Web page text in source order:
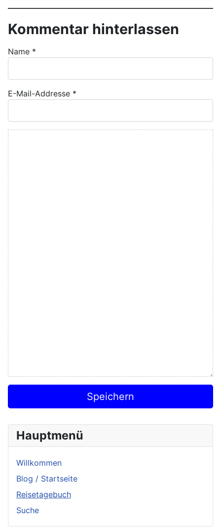
Kommentar hinterlassen
Name *
E-Mail-Addresse *
Kommentar Text
Speichern
Hauptmenü
Willkommen
Blog / Startseite
Reisetagebuch
Suche